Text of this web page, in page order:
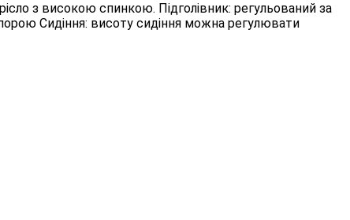
з високою спинкою. Підголівник: регульований за
Сидіння: висоту сидіння можна регулювати